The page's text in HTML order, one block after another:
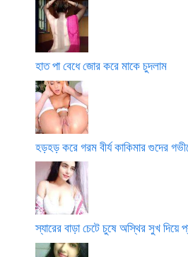
হাত পা বেধে জোর করে মাকে চুদলাম
হড়হড় করে গরম বীর্য কাকিমার গুদের
স্যারের বাড়া চেটে চুষে অস্থির সুখ দিয়ে